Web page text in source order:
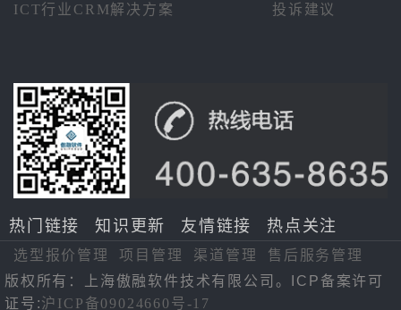
ICT行业CRM解决方案
投诉建议
热门链接 知识更新 友情链接 热点关注
选型报价管理 项目管理 渠道管理
售后服务管理
版权所有：上海傲融软件技术有限公司。ICP备案许可
证号:沪ICP备09024660号-17